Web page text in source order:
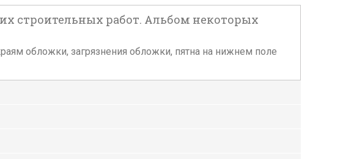
строительных работ. Альбом некоторых
обложки, загрязнения обложки, пятна на нижнем поле